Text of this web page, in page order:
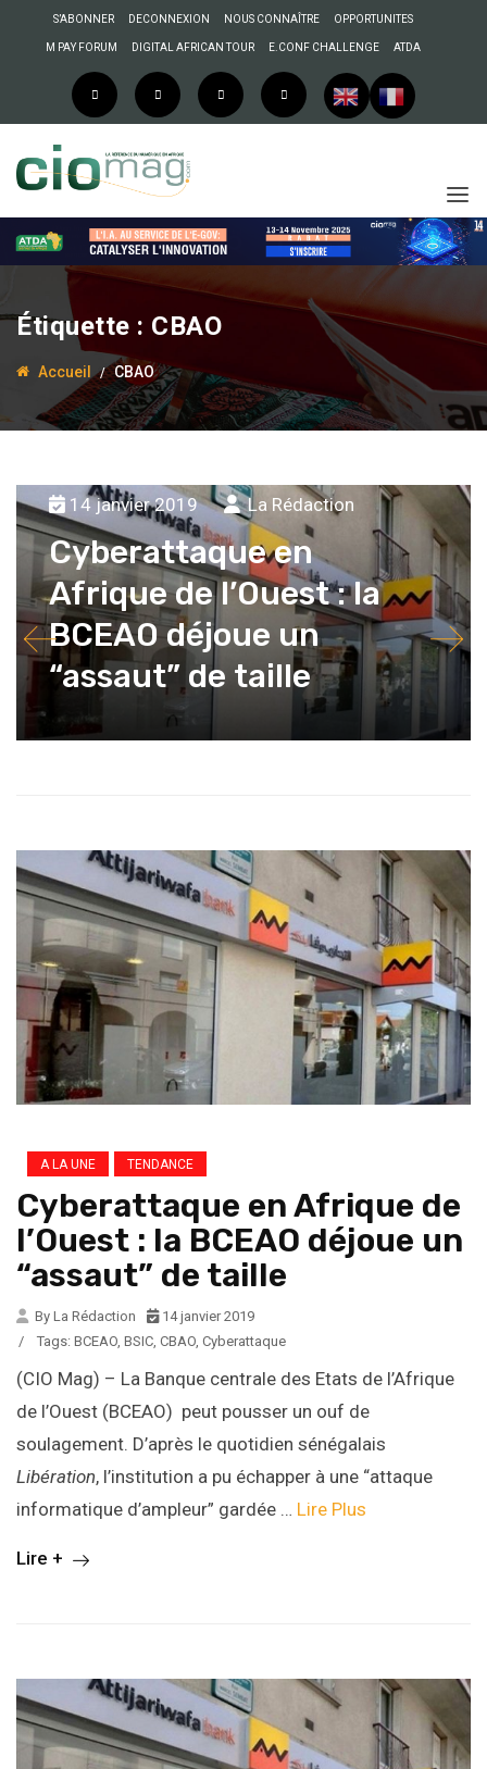
S’ABONNER DECONNEXION NOUS CONNAÎTRE OPPORTUNITES
M PAY FORUM DIGITAL AFRICAN TOUR E.CONF CHALLENGE ATDA
Étiquette : CBAO
Accueil CBAO
14 janvier 2019 La Rédaction
Cyberattaque en
Afrique de l’Ouest : la
BCEAO déjoue un
“assaut” de taille
A LA UNE TENDANCE
Cyberattaque en Afrique de
l’Ouest : la BCEAO déjoue un
“assaut” de taille
By La Rédaction
14 janvier 2019
/
Tags: BCEAO BSIC CBAO Cyberattaque
(CIO Mag) – La Banque centrale des Etats de l’Afrique
de l’Ouest (BCEAO) peut pousser un ouf de
soulagement. D’après le quotidien sénégalais
Libération, l’institution a pu échapper à une “attaque
informatique d’ampleur” gardée … Lire Plus
Lire +